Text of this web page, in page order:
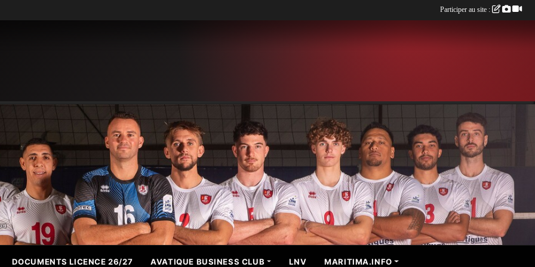
DOCUMENTS LICENCE 26/27 AVATIQUE BUSINESS CLUB LNV MARITIMA.INFO
Participer au site :